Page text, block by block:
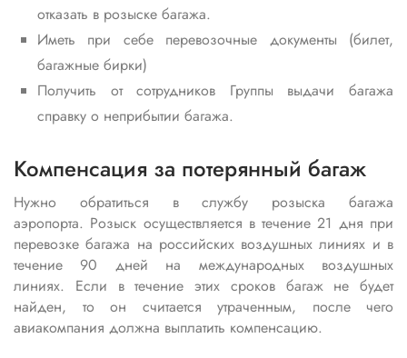
отказать в розыске багажа.
Иметь при себе перевозочные документы (билет,
багажные бирки)
Получить от сотрудников Группы выдачи багажа
справку о неприбытии багажа.
Компенсация за потерянный багаж
Нужно обратиться в службу розыска багажа
аэропорта. Розыск осуществляется в течение 21 дня при
перевозке багажа на российских воздушных линиях и в
течение 90 дней на международных воздушных
линиях. Если в течение этих сроков багаж не будет
найден, то он считается утраченным, после чего
авиакомпания должна выплатить компенсацию.